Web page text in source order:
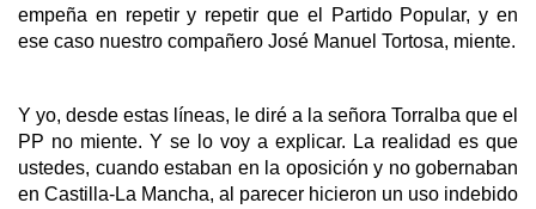
empeña en repetir y repetir que el Partido Popular, y en
ese caso nuestro compañero José Manuel Tortosa, miente.
Y yo, desde estas líneas, le diré a la señora Torralba que el
PP no miente. Y se lo voy a explicar. La realidad es que
ustedes, cuando estaban en la oposición y no gobernaban
en Castilla-La Mancha, al parecer hicieron un uso indebido